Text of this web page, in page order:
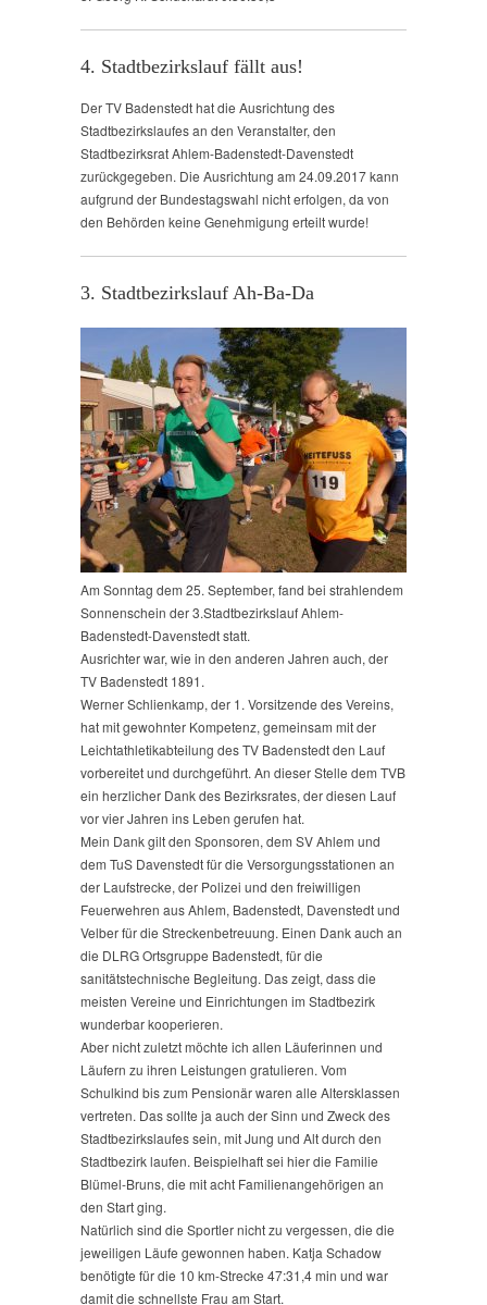
4. Stadtbezirkslauf fällt aus!
Der TV Badenstedt hat die Ausrichtung des
Stadtbezirkslaufes an den Veranstalter, den
Stadtbezirksrat Ahlem-Badenstedt-Davenstedt
zurückgegeben. Die Ausrichtung am 24.09.2017 kann
aufgrund der Bundestagswahl nicht erfolgen, da von
den Behörden keine Genehmigung erteilt wurde!
3. Stadtbezirkslauf Ah-Ba-Da
Am Sonntag dem 25. September, fand bei strahlendem
Sonnenschein der 3.Stadtbezirkslauf Ahlem-
Badenstedt-Davenstedt statt.
Ausrichter war, wie in den anderen Jahren auch, der
TV Badenstedt 1891.
Werner Schlienkamp, der 1. Vorsitzende des Vereins,
hat mit gewohnter Kompetenz, gemeinsam mit der
Leichtathletikabteilung des TV Badenstedt den Lauf
vorbereitet und durchgeführt. An dieser Stelle dem TVB
ein herzlicher Dank des Bezirksrates, der diesen Lauf
vor vier Jahren ins Leben gerufen hat.
Mein Dank gilt den Sponsoren, dem SV Ahlem und
dem TuS Davenstedt für die Versorgungsstationen an
der Laufstrecke, der Polizei und den freiwilligen
Feuerwehren aus Ahlem, Badenstedt, Davenstedt und
Velber für die Streckenbetreuung. Einen Dank auch an
die DLRG Ortsgruppe Badenstedt, für die
sanitätstechnische Begleitung. Das zeigt, dass die
meisten Vereine und Einrichtungen im Stadtbezirk
wunderbar kooperieren.
Aber nicht zuletzt möchte ich allen Läuferinnen und
Läufern zu ihren Leistungen gratulieren. Vom
Schulkind bis zum Pensionär waren alle Altersklassen
vertreten. Das sollte ja auch der Sinn und Zweck des
Stadtbezirkslaufes sein, mit Jung und Alt durch den
Stadtbezirk laufen. Beispielhaft sei hier die Familie
Blümel-Bruns, die mit acht Familienangehörigen an
den Start ging.
Natürlich sind die Sportler nicht zu vergessen, die die
jeweiligen Läufe gewonnen haben. Katja Schadow
benötigte für die 10 km-Strecke 47:31,4 min und war
damit die schnellste Frau am Start.